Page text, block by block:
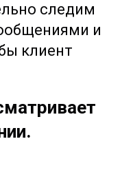
следим
и
клиент